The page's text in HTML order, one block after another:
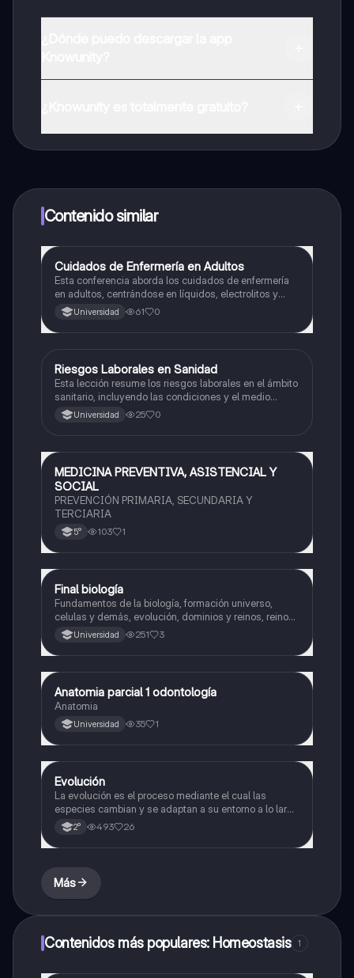
a determinadas funciones.
Contenido similar
Biología
Cuidados de Enfermería en Adultos
Esta conferencia aborda los cuidados de enfermería
en adultos, centrándose en líquidos, electrolitos y
shock, incluyendo la fisiología del medio interno y la
composición del agua corporal.
Universidad 61 0
Biología
Riesgos Laborales en Sanidad
Esta lección resume los riesgos laborales en el ámbito
sanitario, incluyendo las condiciones y el medio
ambiente de trabajo, la carga global del trabajo, y los
riesgos específicos como los biológicos, químicos,
Universidad 25 0
Biología
MEDICINA PREVENTIVA, ASISTENCIAL Y
SOCIAL
PREVENCIÓN PRIMARIA, SECUNDARIA Y
TERCIARIA
5° 103 1
Biología
Final biología
Fundamentos de la biología, formación universo,
celulas y demás, evolución, dominios y reinos, reino
planta y animalia
Universidad 251 3
Biología
Anatomia parcial 1 odontología
Anatomia
Universidad 35 1
Biología
Evolución
La evolución es el proceso mediante el cual las
especies cambian y se adaptan a su entorno a lo largo
del tiempo.
2° 493 26
Más
Contenidos más populares: Homeostasis 1